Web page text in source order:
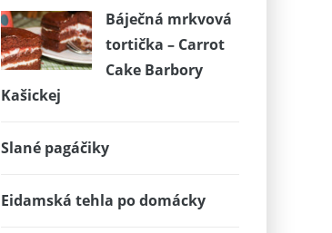
Báječná mrkvová
tortička – Carrot
Cake Barbory
Kašickej
Slané pagáčiky
Eidamská tehla po domácky